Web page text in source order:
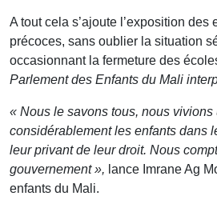
A tout cela s’ajoute l’exposition des
précoces, sans oublier la situation
occasionnant la fermeture des
Parlement des Enfants du Mali
« Nous le savons tous, nous
considérablement les enfants dans
leur privant de leur droit. Nous
gouvernement », lance Imrane Ag
enfants du Mali.